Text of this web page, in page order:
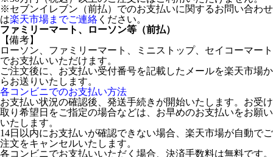
※セブンイレブン（前払）でのお支払いに関するお問い合わせ
は楽天市場までご連絡 ください。
ファミリーマート、ローソン等（前払）
【備考】
ローソン、ファミリーマート、ミニストップ、セイコーマート
でお支払いいただけます。
ご注文後に、お支払い受付番号を記載したメールを楽天市場か
らお送りいたします。
各コンビニでのお支払い方法
お支払い状況の確認後、発送手続きが開始いたします。お受け
取り希望日をご指定の場合などは、お早めのお支払いをお願い
いたします。
14日以内にお支払いが確認できない場合、楽天市場が自動でご
注文をキャンセルいたします。
各コンビニでお支払いいただく場合、決済手数料は無料です。